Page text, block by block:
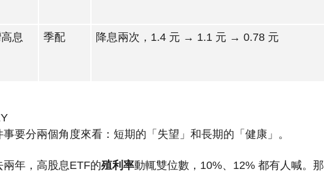
息
季配 降息兩次，1.4 元 → 1.1 元 → 0.78 元
要分兩個角度來看：短期的「失望」和長期的「健康」。
年，高股息ETF的殖利率動輒雙位數，10%、12% 都有人喊。那